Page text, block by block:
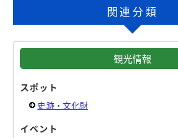
関連分類
観光情報
スポット
史跡・文化財
イベント